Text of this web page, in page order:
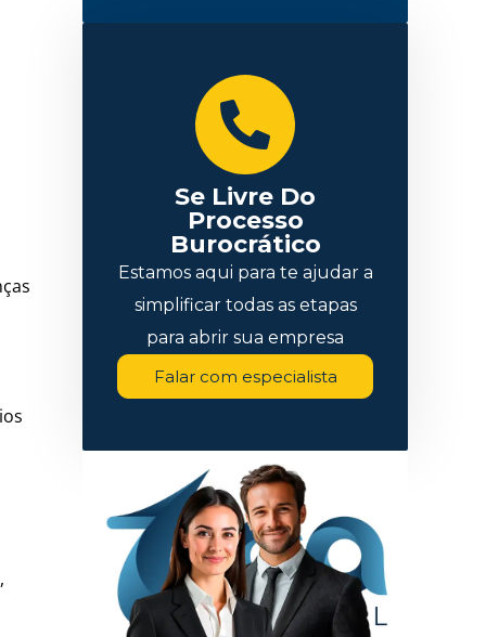
Se Livre Do
Processo
Burocrático
Estamos aqui para te ajudar a
simplificar todas as etapas
para abrir sua empresa
Falar com especialista